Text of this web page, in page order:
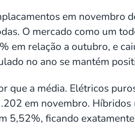
em novembro
O mercado como um
em relação a outubro, e
no ano se mantém
que a média. Elétricos
em novembro. Híbridos
5,52%, ficando